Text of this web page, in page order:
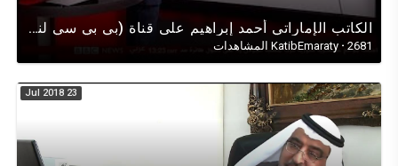
الكاتب الإماراتي أحمد إبراهيم على قناة (بي بي سي لندن-BBCLONDON) في حوارٍ عن الإمارات وحقوق الإنسان
KatibEmaraty · 2681 المشاهدات
23 Jul 2018